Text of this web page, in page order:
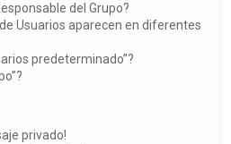
del Grupo?
Usuarios aparecen en diferentes
predeterminado”?
privado!